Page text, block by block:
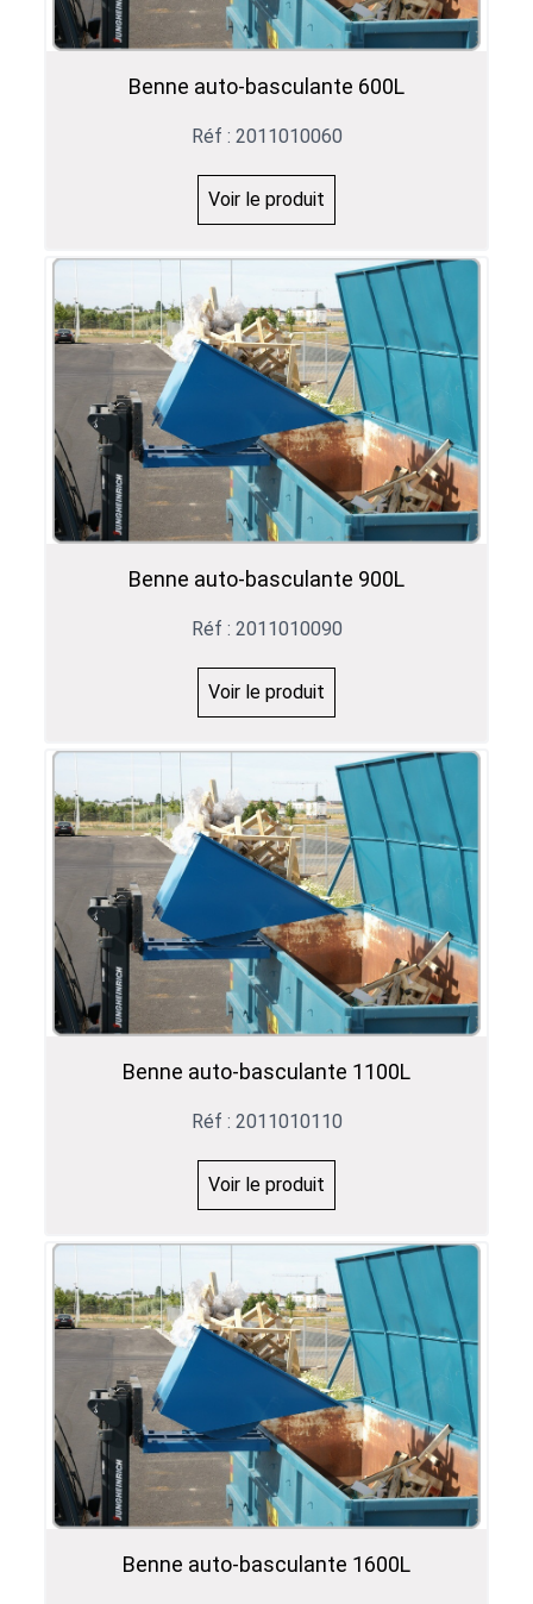
Benne auto-basculante 600L
Réf : 2011010060
Voir le produit
Benne auto-basculante 900L
Réf : 2011010090
Voir le produit
Benne auto-basculante 1100L
Réf : 2011010110
Voir le produit
Benne auto-basculante 1600L